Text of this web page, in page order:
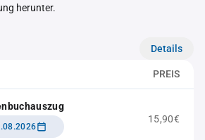
herunter.
Details
PREIS
15,90€